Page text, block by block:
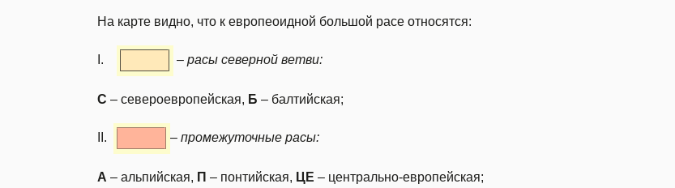
На карте видно, что к европеоидной большой расе относятся:
I. – расы северной ветви:
С – североевропейская, Б – балтийская;
II. – промежуточные расы:
А – альпийская, П – понтийская, ЦЕ – центрально-европейская;